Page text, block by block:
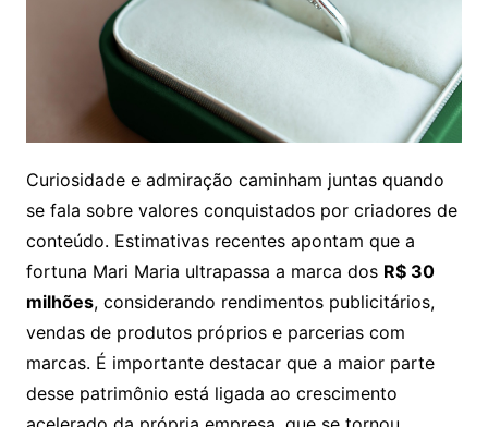
Curiosidade e admiração caminham juntas quando
se fala sobre valores conquistados por criadores de
conteúdo. Estimativas recentes apontam que a
fortuna Mari Maria ultrapassa a marca dos R$ 30
milhões, considerando rendimentos publicitários,
vendas de produtos próprios e parcerias com
marcas. É importante destacar que a maior parte
desse patrimônio está ligada ao crescimento